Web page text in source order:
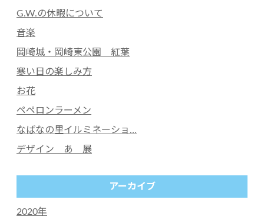
G.W.の休暇について
音楽
岡崎城・岡崎東公園 紅葉
寒い日の楽しみ方
お花
ペペロンラーメン
なばなの里イルミネーショ…
デザイン あ 展
アーカイブ
2020年